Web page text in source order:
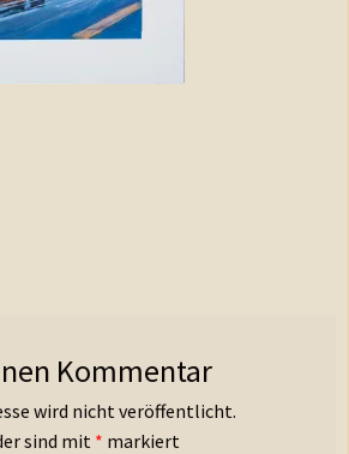
Kommentar
wird nicht veröffentlicht.
sind mit * markiert